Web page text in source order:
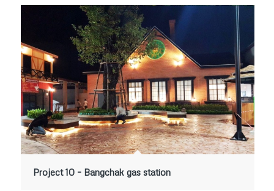
Project 10 – Bangchak gas station